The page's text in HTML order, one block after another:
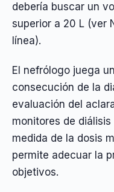
debería buscar un
superior a 20 L (ver
línea).
El nefrólogo juega
consecución de la
evaluación del
monitores de
medida de la dosis
permite adecuar la
objetivos.